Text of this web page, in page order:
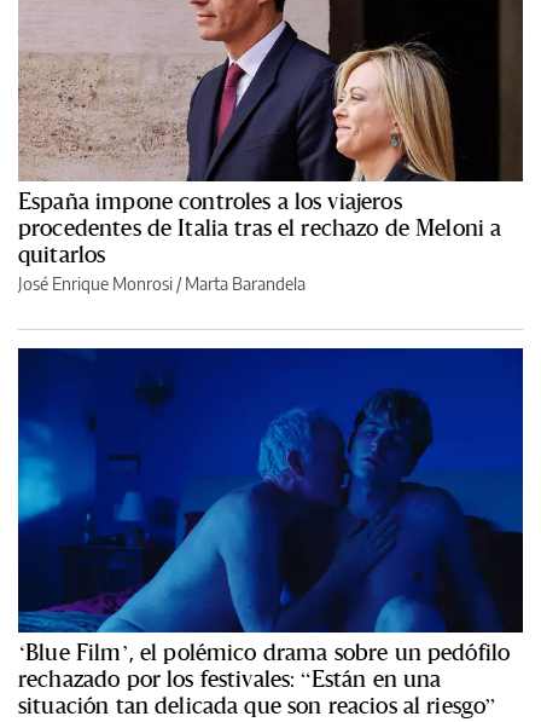
España impone controles a los viajeros
procedentes de Italia tras el rechazo de Meloni a
quitarlos
José Enrique Monrosi / Marta Barandela
‘Blue Film’, el polémico drama sobre un pedófilo
rechazado por los festivales: “Están en una
situación tan delicada que son reacios al riesgo”